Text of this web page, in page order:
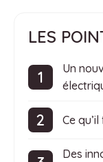
LES
Un
Ce
Des